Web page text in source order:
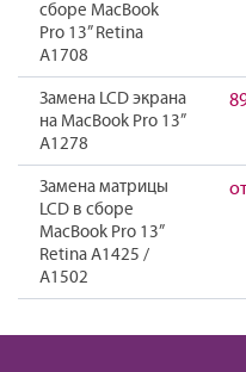
сборе MacBook
Pro 13” Retina
А1708
Замена LCD экрана
на MacBook Pro 13”
А1278
Замена матрицы
LCD в сборе
MacBook Pro 13”
Retina А1425 /
A1502